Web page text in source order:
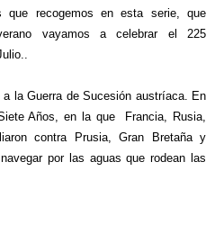
que recogemos en esta serie, que
vayamos a celebrar el 225
la Guerra de Sucesión austríaca. En
Años, en la que Francia, Rusia,
contra Prusia, Gran Bretaña y
por las aguas que rodean las